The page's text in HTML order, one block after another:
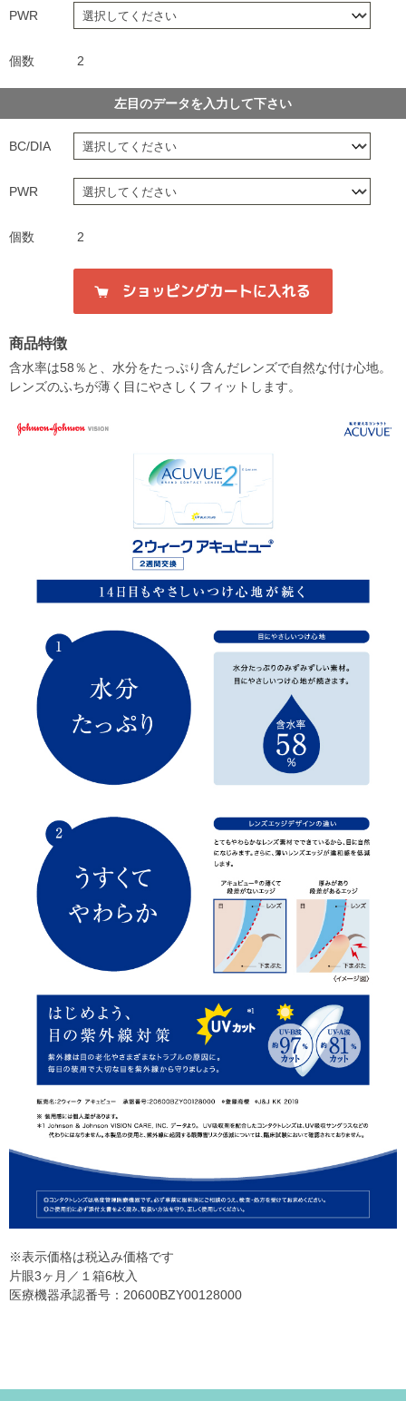
PWR
個数 2
左目のデータを入力して下さい
BC/DIA
PWR
個数 2
商品特徴
含水率は58％と、水分をたっぷり含んだレンズで自然な付け心地。
レンズのふちが薄く目にやさしくフィットします。
※表示価格は税込み価格です
片眼3ヶ月／１箱6枚入
医療機器承認番号：20600BZY00128000